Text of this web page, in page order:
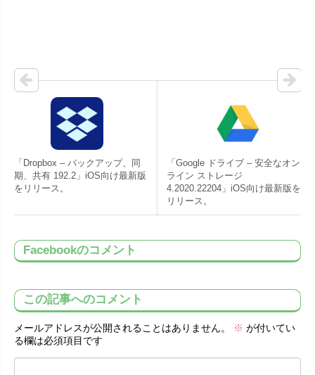
「Dropbox – バックアップ、同
期、共有 192.2」iOS向け最新版
をリリース。
「Google ドライブ – 安全なオン
ライン ストレージ
4.2020.22204」iOS向け最新版を
リリース。
Facebookのコメント
この記事へのコメント
メールアドレスが公開されることはありません。 ※ が付いてい
る欄は必須項目です